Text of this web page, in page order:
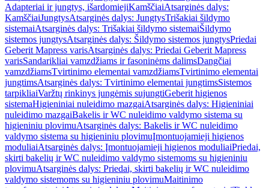
Adapteriai ir jungtys, išardomiejiKamščiaiAtsarginės dalys:
KamščiaiJungtysAtsarginės dalys: JungtysTrišakiai šildymo
sistemaiAtsarginės dalys: Trišakiai šildymo sistemaiŠildymo
sistemos jungtysAtsarginės dalys: Šildymo sistemos jungtysPriedai
Geberit Mapress varisAtsarginės dalys: Priedai Geberit Mapress
varisSandarikliai vamzdžiams ir fasoninėms dalimsDangčiai
vamzdžiamsTvirtinimo elementai vamzdžiamsTvirtinimo elementai
jungtimsAtsarginės dalys: Tvirtinimo elementai jungtimsSistemos
tarpikliaiVaržtų rinkinys jungėmis sujungtiGeberit higienos
sistemaHigieniniai nuleidimo mazgaiAtsarginės dalys: Higieniniai
nuleidimo mazgaiBakelis ir WC nuleidimo valdymo sistema su
higieniniu plovimuAtsarginės dalys: Bakelis ir WC nuleidimo
valdymo sistema su higieniniu plovimuĮmontuojamieji higienos
moduliaiAtsarginės dalys: Įmontuojamieji higienos moduliaiPriedai,
skirti bakelių ir WC nuleidimo valdymo sistemoms su higieniniu
plovimuAtsarginės dalys: Priedai, skirti bakelių ir WC nuleidimo
valdymo sistemoms su higieniniu plovimuMaitinimo